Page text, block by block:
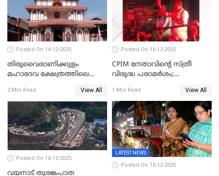
സിപിഐഎമ്മും
Posted On 16-12-2025
തിരുവൈരാണിക്കുളം
മഹാദേവ ക്ഷേത്രത്തിലെ
ജനുവരി 2 ന് തുടക്കമാകും
2 Min Read View All
Posted On 16-12-2025
CPIM നേതാവിൻ്റെ സ്ത്രീ
വിരുദ്ധ പരാമർശം;
1 Min Read View All
Posted On 16-12-2025
വയനാട് തുരങ്കപാത
LATEST NEWS
Posted On 15-12-2025